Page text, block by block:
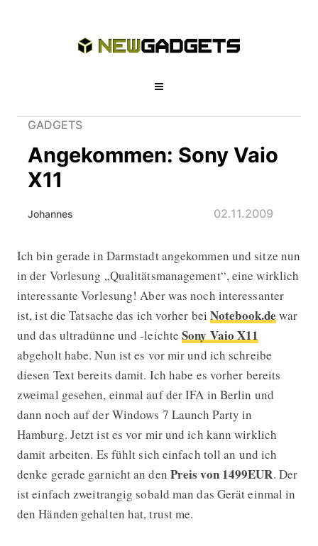
GADGETS
Angekommen: Sony Vaio
X11
Johannes 02.11.2009
Angekommen: Sony Vaio X11
Ich bin gerade in Darmstadt angekommen und sitze nun
in der Vorlesung „Qualitätsmanagement“, eine wirklich
interessante Vorlesung! Aber was noch interessanter
ist, ist die Tatsache das ich vorher beiNotebook.de war
und das ultradünne und -leichteSony Vaio X11
abgeholt habe. Nun ist es vor mir und ich schreibe
diesen Text bereits damit. Ich habe es vorher bereits
zweimal gesehen, einmal auf der IFA in Berlin und
dann noch auf der Windows 7 Launch Party in
Hamburg. Jetzt ist es vor mir und ich kann wirklich
damit arbeiten. Es fühlt sich einfach toll an und ich
denke gerade garnicht an den Preis von 1499EUR. Der
ist einfach zweitrangig sobald man das Gerät einmal in
den Händen gehalten hat, trust me.